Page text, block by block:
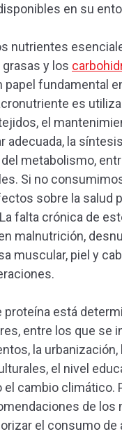
en su
nutrientes
grasas y los
papel fundamental
es
el
adecuada, la
metabolismo,
Si no
sobre la salud
falta crónica de
malnutrición,
muscular, piel y
proteína está
entre los que se
la urbanización,
el nivel
cambio climático.
de los
el consumo de